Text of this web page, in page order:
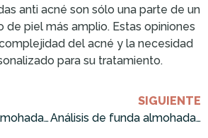
anti acné son sólo una parte de un
de piel más amplio. Estas opiniones
del acné y la necesidad
para su tratamiento.
Análisis de funda almohada coralina ¡Cómprala ahora!
SIGUIENTE
Análisis de funda almohada seda pelo rizado ¡Cómprala ahora!